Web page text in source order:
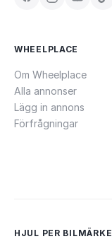
WHEELPLACE
Om Wheelplace
Alla annonser
Lägg in annons
Förfrågningar
HJUL PER BILMÄRKE